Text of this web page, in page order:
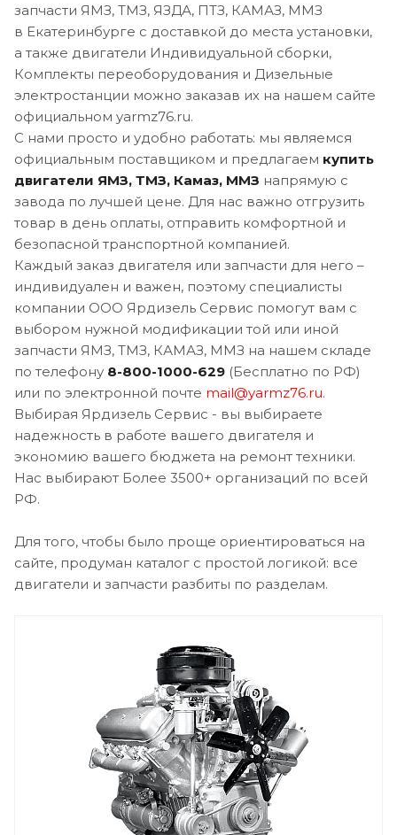
запчасти ЯМЗ, ТМЗ, ЯЗДА, ПТЗ, КАМАЗ, ММЗ
в Екатеринбурге с доставкой до места установки,
а также двигатели Индивидуальной сборки,
Комплекты переоборудования и Дизельные
электростанции можно заказав их на нашем сайте
официальном yarmz76.ru.
С нами просто и удобно работать: мы являемся
официальным поставщиком и предлагаем купить
двигатели ЯМЗ, ТМЗ, Камаз, ММЗ напрямую с
завода по лучшей цене. Для нас важно отгрузить
товар в день оплаты, отправить комфортной и
безопасной транспортной компанией.
Каждый заказ двигателя или запчасти для него –
индивидуален и важен, поэтому специалисты
компании ООО Ярдизель Сервис помогут вам с
выбором нужной модификации той или иной
запчасти ЯМЗ, ТМЗ, КАМАЗ, ММЗ на нашем складе
по телефону 8-800-1000-629 (Бесплатно по РФ)
или по электронной почте mail@yarmz76.ru.
Выбирая Ярдизель Сервис - вы выбираете
надежность в работе вашего двигателя и
экономию вашего бюджета на ремонт техники.
Нас выбирают Более 3500+ организаций по всей
РФ.
Для того, чтобы было проще ориентироваться на
сайте, продуман каталог с простой логикой: все
двигатели и запчасти разбиты по разделам.